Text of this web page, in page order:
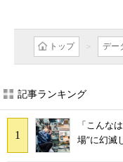
トップ デー
記事ランキング
「こんな
場”に幻滅